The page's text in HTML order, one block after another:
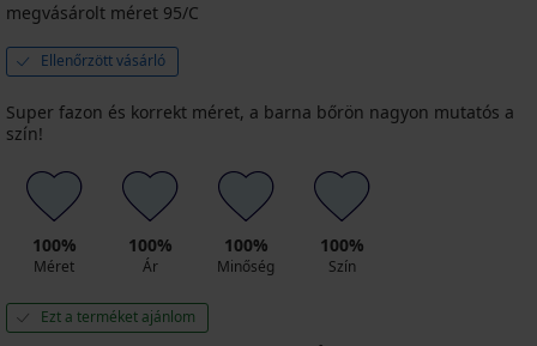
megvásárolt méret 95/C
Ellenőrzött vásárló
Super fazon és korrekt méret, a barna bőrön nagyon mutatós a
szín!
100%
Méret
100%
Ár
100%
Minőség
100%
Szín
Ezt a terméket ajánlom